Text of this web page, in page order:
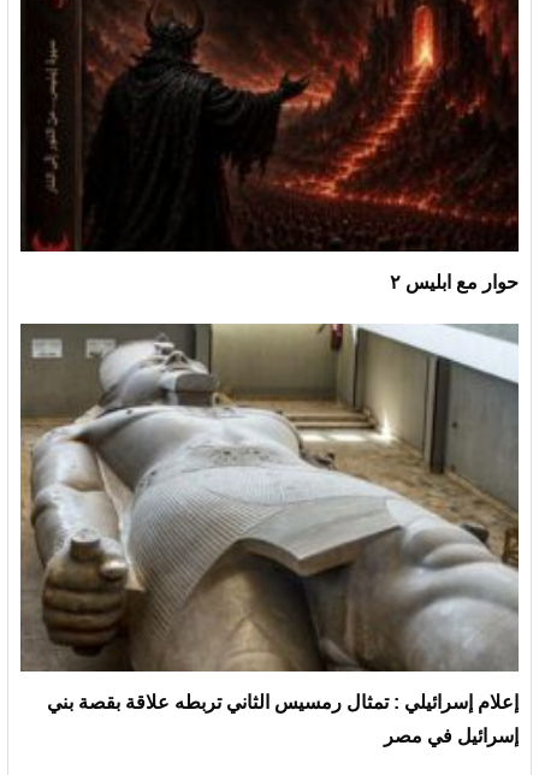
حوار مع ابليس ٢
إعلام إسرائيلي : تمثال رمسيس الثاني تربطه علاقة بقصة بني
إسرائيل في مصر